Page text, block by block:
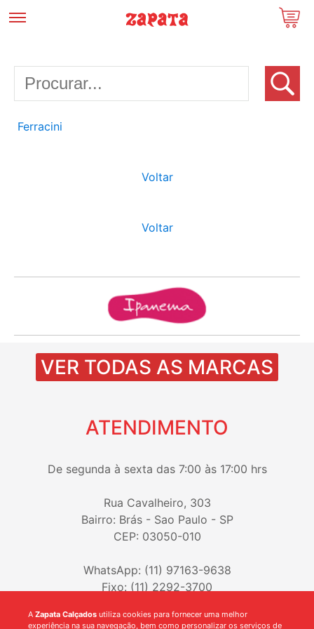
Ferracini
Voltar
Voltar
VER TODAS AS MARCAS
ATENDIMENTO
De segunda à sexta das 7:00 às 17:00 hrs
Rua Cavalheiro, 303
Bairro: Brás - Sao Paulo - SP
CEP: 03050-010
WhatsApp: (11) 97163-9638
Fixo: (11) 2292-3700
A Zapata Calçados utiliza cookies para fornecer uma melhor
experiência na sua navegação, bem como personalizar os serviços de